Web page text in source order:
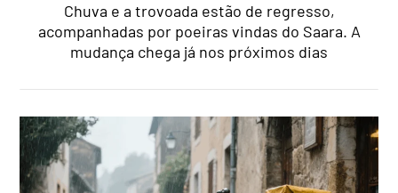
Chuva e a trovoada estão de regresso,
acompanhadas por poeiras vindas do Saara. A
mudança chega já nos próximos dias